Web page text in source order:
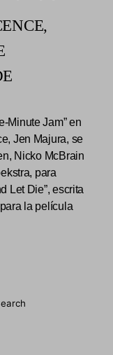
Minute Jam” en
Jen Majura, se
Nicko McBrain
para
Let Die”, escrita
la película